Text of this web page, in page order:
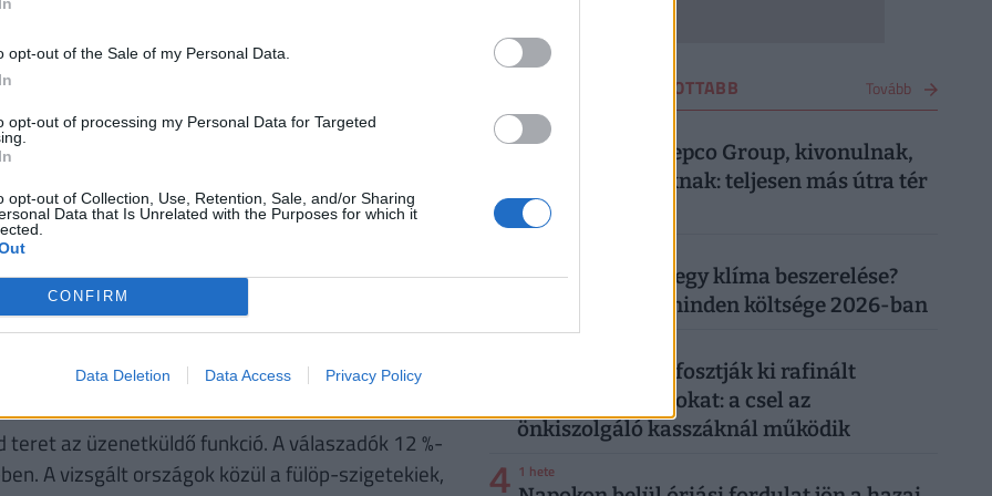
opt-out of the Sale of my Personal Data.
opt-out of processing my Personal Data for Targeted
opt-out of Collection, Use, Retention, Sale, and/or Sharing
Data that Is Unrelated with the Purposes for which it
CONFIRM
Data Deletion Data Access Privacy Policy
az emberek kommunikációs
szerint ez a változás pozitív, szórakozató
egyaránt járt. Eredményei szerint a
hol járt, vagy mit csinált, 20 %-uk első randit
csökkennek a korlátok, oldódnak a gátlások,
szerint körülbelül minden harmadik
hatodik pedig mással is flörtölt a partnerén
udvarolnak sms-ben. A britek 47, az oroszok 40
utóbbiak 24 %-a küldött már kacér, kihívó
az üzenetküldő funkció. A válaszadók 12 %-
A vizsgált országok közül a fülöp-szigetekiek,
VÁSÁRLÁS LEGOLVASOTTABB Tovább
1 4 hete
Most közölte a Pepco Group, kivonulnak,
vége egy korszaknak: teljesen más útra tér
át a boltlánc
Mennyibe kerül egy klíma beszerelése?
Egy klíma ára, minden költsége 2026-ban
"Banántrükkel" fosztják ki rafinált
vásárolók a boltokat: a csel az
önkiszolgáló kasszáknál működik
4 1 hete